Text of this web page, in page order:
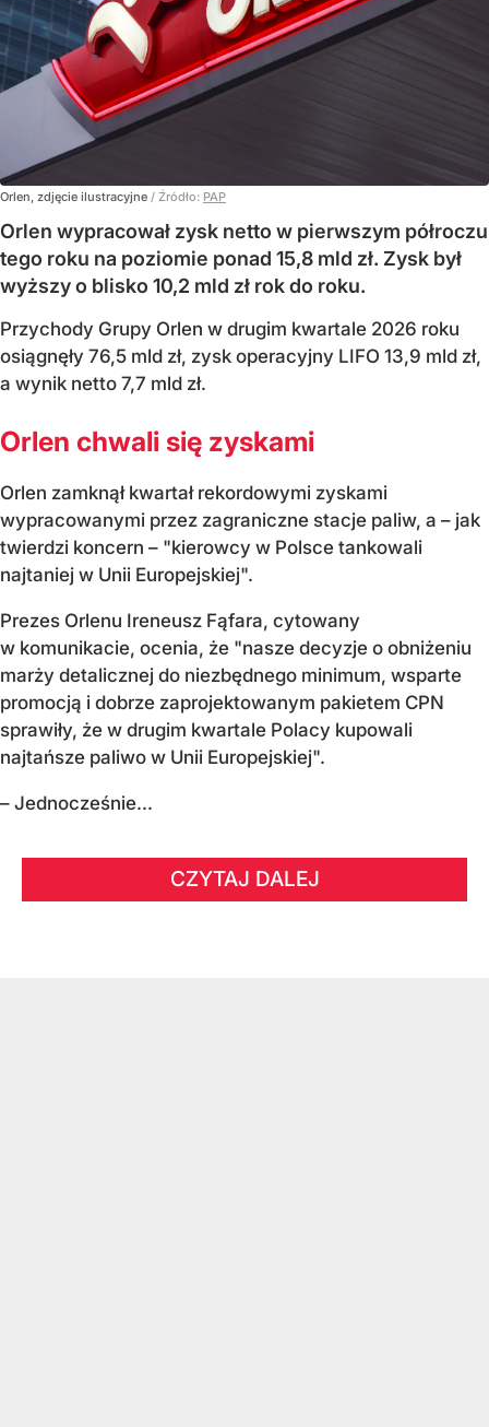
Orlen, zdjęcie ilustracyjne / Źródło: PAP
Orlen wypracował zysk netto w pierwszym półroczu
tego roku na poziomie ponad 15,8 mld zł. Zysk był
wyższy o blisko 10,2 mld zł rok do roku.
Przychody Grupy Orlen w drugim kwartale 2026 roku
osiągnęły 76,5 mld zł, zysk operacyjny LIFO 13,9 mld zł,
a wynik netto 7,7 mld zł.
Orlen chwali się zyskami
Orlen zamknął kwartał rekordowymi zyskami
wypracowanymi przez zagraniczne stacje paliw, a – jak
twierdzi koncern – "kierowcy w Polsce tankowali
najtaniej w Unii Europejskiej".
Prezes Orlenu Ireneusz Fąfara, cytowany
w komunikacie, ocenia, że "nasze decyzje o obniżeniu
marży detalicznej do niezbędnego minimum, wsparte
promocją i dobrze zaprojektowanym pakietem CPN
sprawiły, że w drugim kwartale Polacy kupowali
najtańsze paliwo w Unii Europejskiej".
– Jednocześnie...
CZYTAJ DALEJ